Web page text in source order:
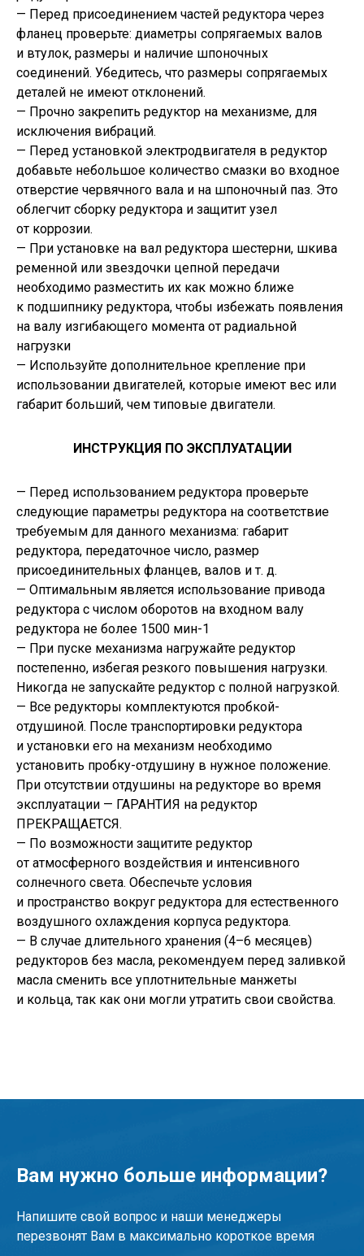
— Перед присоединением частей редуктора через
фланец проверьте: диаметры сопрягаемых валов
и втулок, размеры и наличие шпоночных
соединений. Убедитесь, что размеры сопрягаемых
деталей не имеют отклонений.
— Прочно закрепить редуктор на механизме, для
исключения вибраций.
— Перед установкой электродвигателя в редуктор
добавьте небольшое количество смазки во входное
отверстие червячного вала и на шпоночный паз. Это
облегчит сборку редуктора и защитит узел
от коррозии.
— При установке на вал редуктора шестерни, шкива
ременной или звездочки цепной передачи
необходимо разместить их как можно ближе
к подшипнику редуктора, чтобы избежать появления
на валу изгибающего момента от радиальной
нагрузки
— Используйте дополнительное крепление при
использовании двигателей, которые имеют вес или
габарит больший, чем типовые двигатели.
ИНСТРУКЦИЯ ПО ЭКСПЛУАТАЦИИ
— Перед использованием редуктора проверьте
следующие параметры редуктора на соответствие
требуемым для данного механизма: габарит
редуктора, передаточное число, размер
присоединительных фланцев, валов и т. д.
— Оптимальным является использование привода
редуктора с числом оборотов на входном валу
редуктора не более 1500 мин-1
— При пуске механизма нагружайте редуктор
постепенно, избегая резкого повышения нагрузки.
Никогда не запускайте редуктор с полной нагрузкой.
— Все редукторы комплектуются пробкой-
отдушиной. После транспортировки редуктора
и установки его на механизм необходимо
установить пробку-отдушину в нужное положение.
При отсутствии отдушины на редукторе во время
эксплуатации — ГАРАНТИЯ на редуктор
ПРЕКРАЩАЕТСЯ.
— По возможности защитите редуктор
от атмосферного воздействия и интенсивного
солнечного света. Обеспечьте условия
и пространство вокруг редуктора для естественного
воздушного охлаждения корпуса редуктора.
— В случае длительного хранения (4–6 месяцев)
редукторов без масла, рекомендуем перед заливкой
масла сменить все уплотнительные манжеты
и кольца, так как они могли утратить свои свойства.
Вам нужно больше информации?
Напишите свой вопрос и наши менеджеры
перезвонят Вам в максимально короткое время